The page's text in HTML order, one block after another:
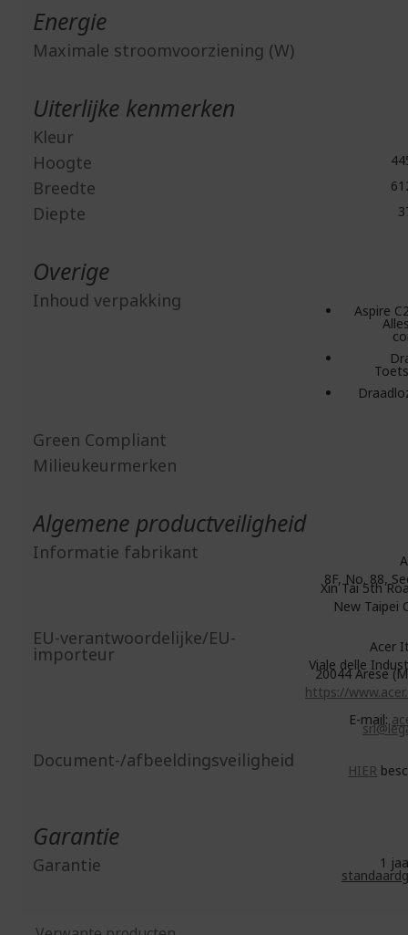
Energie
Maximale stroomvoorziening (W)
Uiterlijke kenmerken
Kleur
Hoogte
Breedte
Diepte
Overige
Inhoud verpakking Aspire
Green Compliant
Milieukeurmerken
Algemene productveiligheid
Informatie fabrikant
8F, No. 88,
Xin Tai 5th
New Taipei
EU-verantwoordelijke/EU-
importeur
Acer
Viale delle
20044 Arese
https://
E-mail:
Document-/afbeeldingsveiligheid HIER
Garantie
Garantie 1